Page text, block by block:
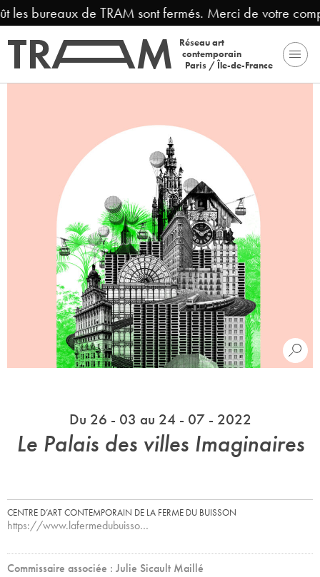
bureaux de TRAM sont fermés. Merci de votre
Réseau art
contemporain
Paris / Île-de-France
Du 26 - 03 au 24 - 07 - 2022
Le Palais des villes Imaginaires
CENTRE D’ART CONTEMPORAIN DE LA FERME DU BUISSON
https://www.lafermedubuisso…
Commissaire associée : Julie Sicault Maillé